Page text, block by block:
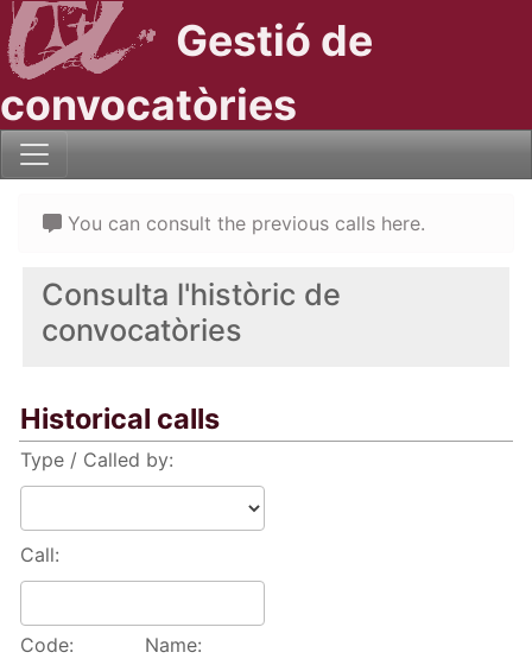
Gestió de
convocatòries
Consulta l'històric de
convocatòries
Historical calls
Type / Called by:
Call:
Code: Name:
You can consult the previous calls here.